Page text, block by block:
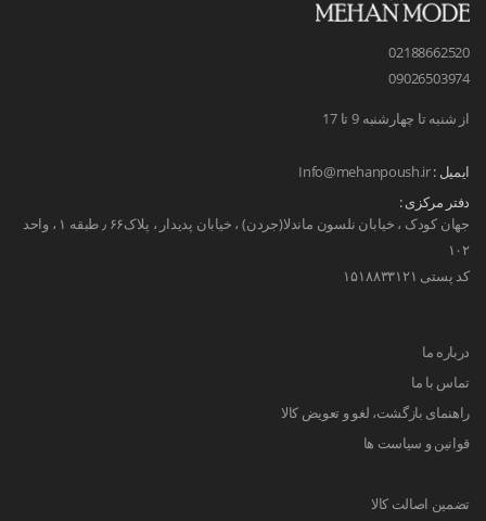
02188662520
09026503974
از شنبه تا چهارشنبه 9 تا 17
ایمیل :Info@mehanpoush.ir
دفتر مرکزی :
جهان کودک ، خیابان نلسون ماندلا(جردن) ، خیابان پدیدار ، پلاک۶۶ ٫ طبقه ۱ ، واحد
۱۰۲
کد پستی ۱۵۱۸۸۳۳۱۲۱
درباره ما
تماس با ما
راهنمای بازگشت، لغو و تعویض کالا
قوانین و سیاست ها
تضمین اصالت کالا